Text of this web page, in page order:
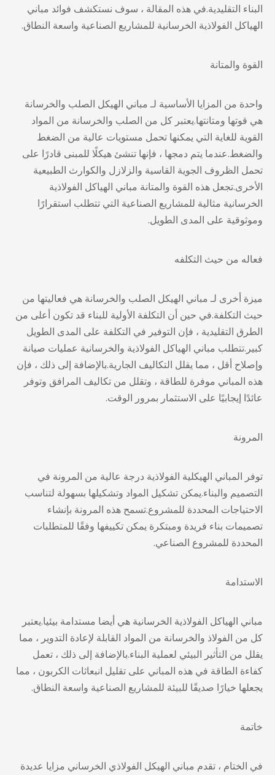
البناء التقليدية.في هذه المقالة ، سوف نستكشف فوائد مباني
الهياكل الفولاذية الخرسانية للمشاريع الصناعية واسعة النطاق.
القوة والمتانة
واحدة من المزايا الأساسية لـ مباني الهيكل الصلب والخرسانة
هي قوتها ومتانتها.يعتبر كل من الصلب والخرسانة من المواد
القوية للغاية التي يمكنها تحمل مستويات عالية من الضغط
والضغط.عندما يتم دمجها ، فإنها تنشئ هيكلًا للمبنى قادرًا على
تحمل الظروف الجوية القاسية والزلازل والكوارث الطبيعية
الأخرى.تجعل هذه القوة والمتانة مباني الهياكل الفولاذية
الخرسانية مثالية للمشاريع الصناعية التي تتطلب استقرارًا
وموثوقية على المدى الطويل.
فعاله من حيث التكلفه
ميزة أخرى لـ مباني الهيكل الصلب والخرسانة هي فعاليتها من
حيث التكلفة.في حين أن التكلفة الأولية للبناء قد تكون أعلى من
الطرق التقليدية ، فإن التوفير في التكلفة على المدى الطويل
كبير.تتطلب مباني الهياكل الفولاذية والخرسانية عمليات صيانة
وإصلاح أقل ، مما يقلل التكاليف الجارية.بالإضافة إلى ذلك ، فإن
هذه المباني موفرة للطاقة ، وتقلل من تكاليف المرافق وتوفر
عائدًا إيجابيًا على الاستثمار بمرور الوقت.
المرونة
توفر المباني الهيكلية الفولاذية درجة عالية من المرونة في
التصميم والبناء.يمكن تشكيل المواد وتشكيلها بسهولة لتناسب
الاحتياجات المحددة للمشروع.تسمح هذه المرونة بإنشاء
تصميمات بناء فريدة ومبتكرة يمكن تكييفها وفقًا للمتطلبات
المحددة للمشروع الصناعي.
الاستدامة
مباني الهياكل الفولاذية الخرسانية هي أيضا مستدامة بيئيا.يعتبر
كل من الفولاذ والخرسانة من المواد القابلة لإعادة التدوير ، مما
يقلل من التأثير البيئي لعملية البناء.بالإضافة إلى ذلك ، تعمل
كفاءة الطاقة في هذه المباني على تقليل انبعاثات الكربون ، مما
يجعلها خيارًا صديقًا للبيئة للمشاريع الصناعية واسعة النطاق.
خاتمة
في الختام ، تقدم مباني الهيكل الفولاذي الخرساني مزايا عديدة